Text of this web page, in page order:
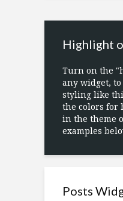
Highlight
Turn on the
any widget,
styling like
the colors for
in the theme
examples
Posts